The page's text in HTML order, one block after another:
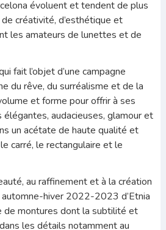
évoluent et tendent de plus
créativité, d’esthétique et
les amateurs de lunettes et de
fait l’objet d’une campagne
du rêve, du surréalisme et de la
et forme pour offrir à ses
audacieuses, glamour et
un acétate de haute qualité et
carré, le rectangulaire et le
au raffinement et à la création
hiver 2022-2023 d’Etnia
de montures dont la subtilité et
les détails notamment au